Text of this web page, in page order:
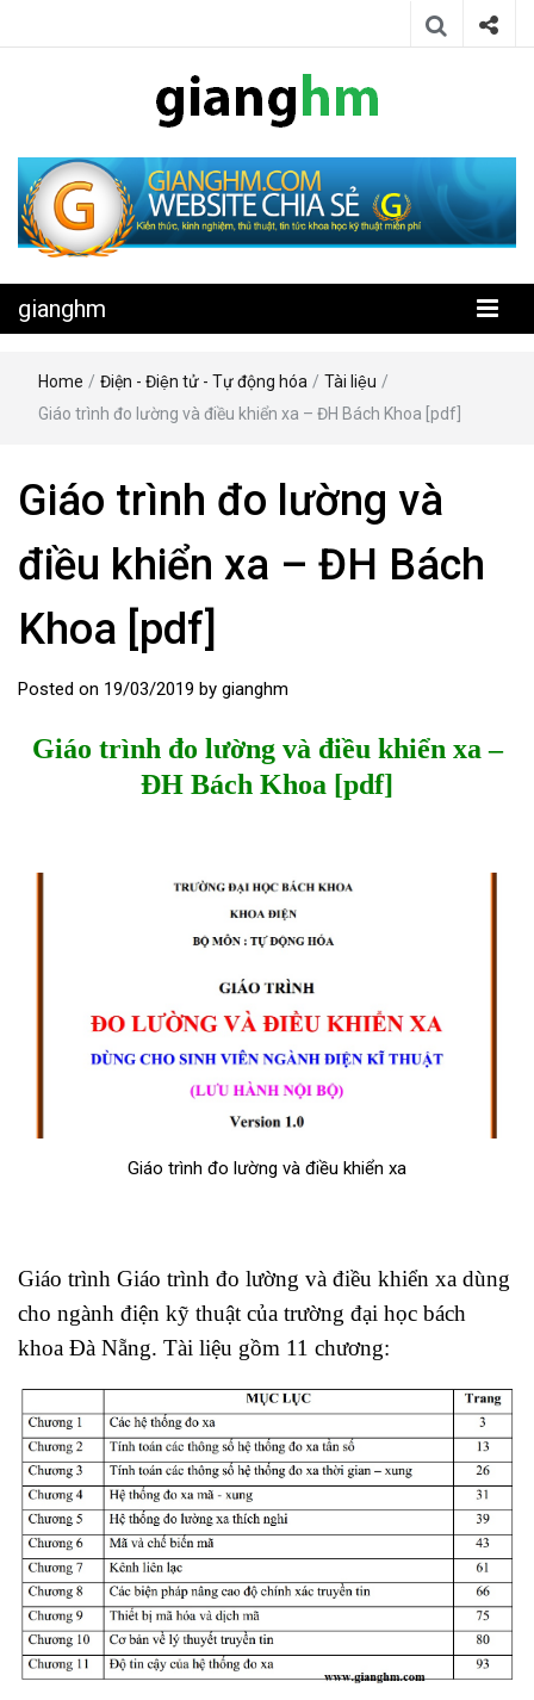
gianghm
kỹ thuật miễn phí
gianghm
Home / Điện - Điện tử - Tự động hóa / Tài liệu /
Giáo trình đo lường và điều khiển xa – ĐH Bách Khoa [pdf]
Giáo trình đo lường và
điều khiển xa – ĐH Bách
Khoa [pdf]
Posted on 19/03/2019 by gianghm
Giáo trình đo lường và điều khiển xa –
ĐH Bách Khoa [pdf]
Giáo trình đo lường và điều khiển xa
Giáo trình Giáo trình đo lường và điều khiển xa dùng
cho ngành điện kỹ thuật của trường đại học bách
khoa Đà Nẵng. Tài liệu gồm 11 chương: